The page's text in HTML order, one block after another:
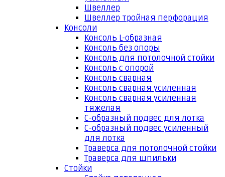
Швеллер
Швеллер тройная перфорация
Консоли
Консоль L-образная
Консоль без опоры
Консоль для потолочной стойки
Консоль с опорой
Консоль сварная
Консоль сварная усиленная
Консоль сварная усиленная
тяжелая
С-образный подвес для лотка
С-образный подвес усиленный
для лотка
Траверса для потолочной стойки
Траверса для шпильки
Стойки